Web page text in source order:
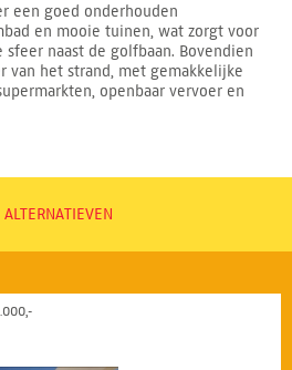
een goed onderhouden
en mooie tuinen, wat zorgt voor
naast de golfbaan. Bovendien
van het strand, met gemakkelijke
openbaar vervoer en
ALTERNATIEVEN